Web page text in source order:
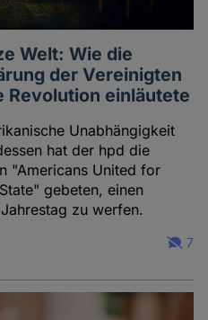
Welt: Wie die
der Vereinigten
Revolution einläutete
Unabhängigkeit
hat der hpd die
"Americans United for
gebeten, einen
zu werfen.
7